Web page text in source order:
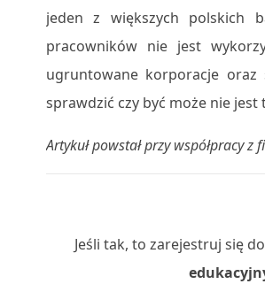
jeden z większych polskich
pracowników nie jest
ugruntowane korporacje
sprawdzić czy być może nie
Artykuł powstał przy współpracy z
Jeśli tak, to zarejestruj się